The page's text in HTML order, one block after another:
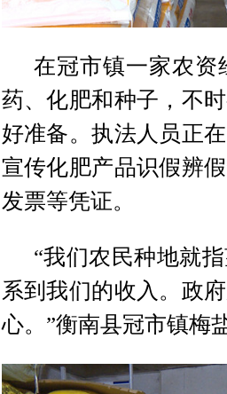
在冠市镇一家农资
药、化肥和种子，不
好准备。执法人员正
宣传化肥产品识假辨
发票等凭证。
“我们农民种地就
系到我们的收入。政
心。”衡南县冠市镇梅